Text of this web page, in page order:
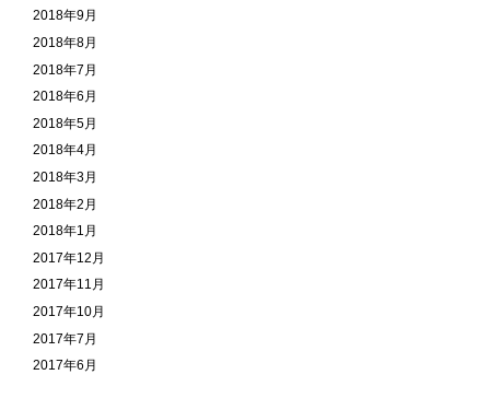
2018年9月
2018年8月
2018年7月
2018年6月
2018年5月
2018年4月
2018年3月
2018年2月
2018年1月
2017年12月
2017年11月
2017年10月
2017年7月
2017年6月